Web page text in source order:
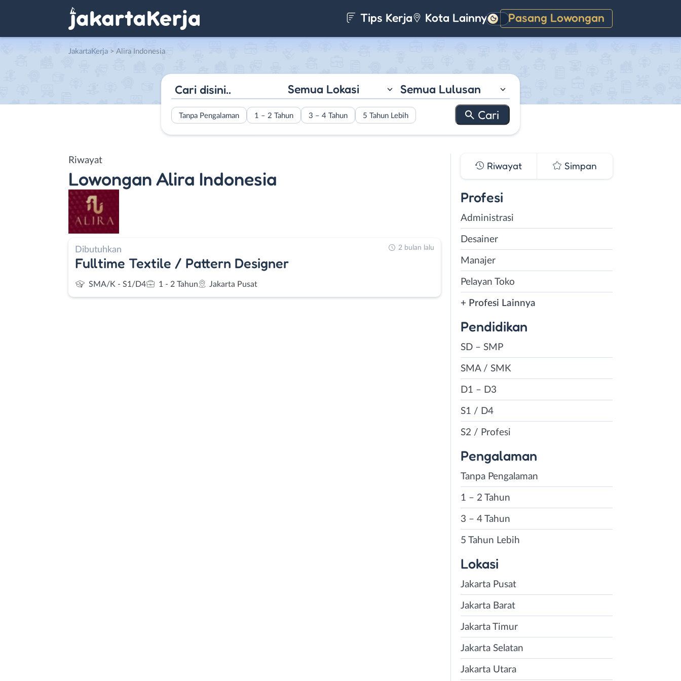
Tips Kerja Kota Lainnya Pasang Lowongan
Gelap
JakartaKerja > Alira Indonesia
Semua Lokasi Semua Lulusan
Tanpa Pengalaman 1 – 2 Tahun 3 – 4 Tahun 5 Tahun Lebih
Riwayat
Lowongan Alira Indonesia
Dibutuhkan
Fulltime Textile / Pattern Designer
SMA/K - S1/D4 1 - 2 Tahun Jakarta Pusat
2 bulan lalu
Riwayat Simpan
Profesi
Administrasi
Desainer
Manajer
Pelayan Toko
+ Profesi Lainnya
Pendidikan
SD – SMP
SMA / SMK
D1 – D3
S1 / D4
S2 / Profesi
Pengalaman
Tanpa Pengalaman
1 – 2 Tahun
3 – 4 Tahun
5 Tahun Lebih
Lokasi
Jakarta Pusat
Jakarta Barat
Jakarta Timur
Jakarta Selatan
Jakarta Utara